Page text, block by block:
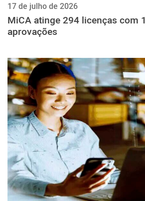
17 de julho de 2026
MiCA atinge 294 licenças com
aprovações